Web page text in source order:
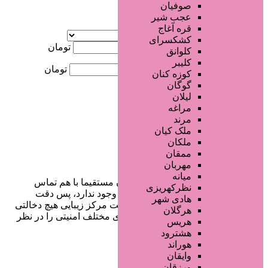
صوفیان
عجب شیر
قره آغاج
کشکسرای
کلوانق
کلیبر
کوزه کنان
گوگان
لیلان
مراغه
مرند
ملک کیان
ملکان
ممقان
مهربان
میانه
نظرکهریزی
هادی شهر
هرگلان
هریس
هشترود
هوراند
وایقان
کمترین قیمت
تومان
بیشترین قیمت تومان
در سایت تبلیغاتی مرکز زیبایی کاربران مستقیما با هم تماس
می‌گیرند و هیچ واسطه‌ای در این میان وجود ندارد، پس دقت
فرمایید که در خرید و فروشِ شما سایت مرکز زیبایی هیچ دخالتی
نداشته و کاربران باید خودشان جنبه‌های مختلف امنیتی را در نظر